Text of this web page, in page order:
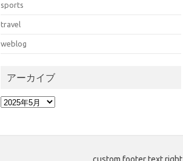
sports
travel
weblog
アーカイブ
ア